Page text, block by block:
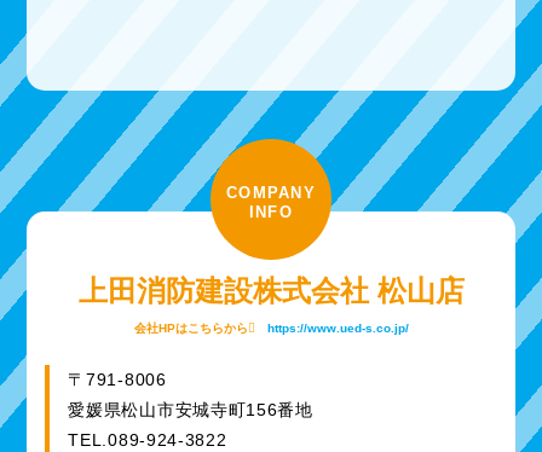
COMPANY
INFO
上田消防建設株式会社 松山店
会社HPはこちらから https://www.ued-s.co.jp/
〒791-8006
愛媛県松山市安城寺町156番地
TEL.089-924-3822